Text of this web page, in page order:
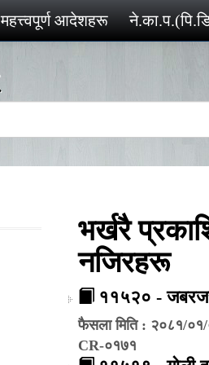
महत्त्वपूर्ण आदेशहरू
भर्खरै
नजिरहरू
११५२० -
फैसला मिति : २०८१/०१/
CR-०१७१